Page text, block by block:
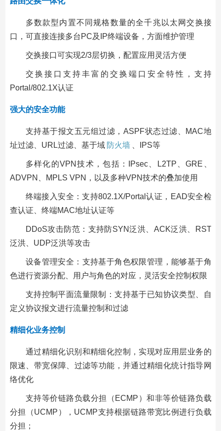
多数款型内置不同规格数量的全千兆以太网交换接
口，可直接连接多台PC及IP终端设备，方面维护管理
交换接口可实现2/3层切换，配置应用灵活方便
交换接口支持丰富的交换端口安全特性，支持
Portal/802.1X认证
强大的安全功能
支持基于报文五元组过滤，ASPF状态过滤、MAC地
址过滤、URL过滤、基于域 防火墙 、IPS等
多样化的VPN技术，包括：IPsec、L2TP、GRE、
ADVPN、MPLS VPN，以及多种VPN技术的叠加使用
终端接入安全：支持802.1X/Portal认证，EAD安全检
查认证、终端MAC地址认证等
DDoS攻击防范：支持防SYN泛洪、ACK泛洪、RST
泛洪、UDP泛洪等攻击
设备管理安全：支持基于角色权限管理，能够基于角
色进行资源分配、用户与角色的对应，灵活安全控制权限
支持控制平面流量限制：支持基于已知协议类型、自
定义协议报文进行流量控制和过滤
精细化业务控制
通过精细化识别和精细化控制，实现对应用层业务的
限速、带宽保障、过滤等功能，并通过精细化统计指导网
络优化
支持等价链路负载分担（ECMP）和非等价链路负载
分担（UCMP），UCMP支持根据链路带宽比例进行负载
分担；